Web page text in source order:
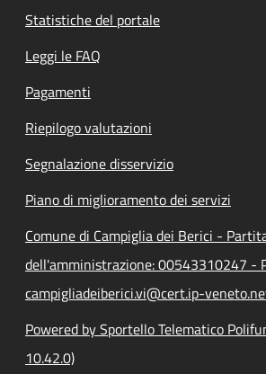
Statistiche del portale
Leggi le FAQ
Pagamenti
Riepilogo valutazioni
Segnalazione disservizio
Piano di miglioramento dei servizi
Comune di Campiglia dei Berici -
dell'amministrazione: 00543310247 -
campigliadeiberici.vi@cert.ip-
Powered by Sportello Telematico
10.42.0)